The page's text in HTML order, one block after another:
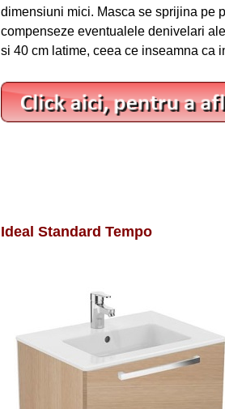
dimensiuni mici. Masca se sprijina pe
compenseze eventualele denivelari
si 40 cm latime, ceea ce inseamna ca
Ideal Standard Tempo